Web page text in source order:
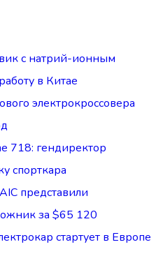
с натрий-ионным
в Китае
электрокроссовера
718: гендиректор
спорткара
представили
за $65 120
стартует в Европе